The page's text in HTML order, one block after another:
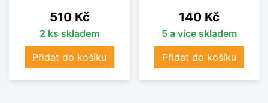
Cena
510 Kč
2 ks skladem
Přidat do košíku
Cena
140 Kč
5 a více skladem
Přidat do košíku